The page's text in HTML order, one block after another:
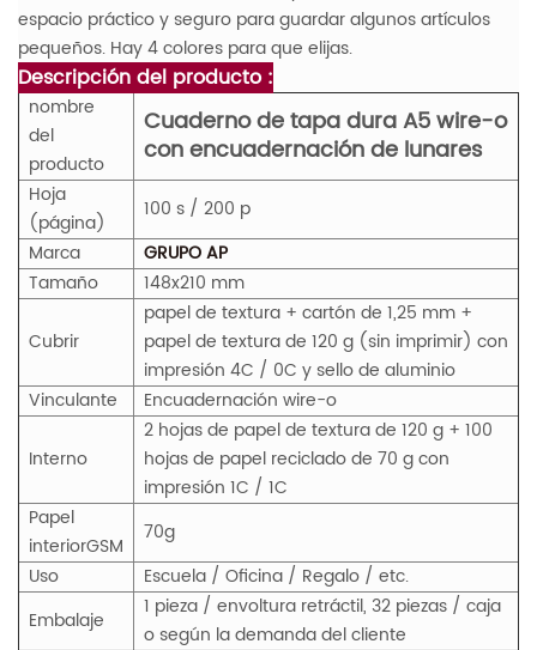
espacio práctico y seguro para guardar algunos artículos
pequeños. Hay 4 colores para que elijas.
Descripción del producto :
nombre
del
producto
Cuaderno de tapa dura A5 wire-o
con encuadernación de lunares
Hoja
(página)
100 s / 200 p
Marca
GRUPO AP
Tamaño
148x210 mm
Cubrir
papel de textura + cartón de 1,25 mm +
papel de textura de 120 g (sin imprimir) con
impresión 4C / 0C y sello de aluminio
Vinculante
Encuadernación wire-o
Interno
2 hojas de papel de textura de 120 g + 100
hojas de papel reciclado de 70 g con
impresión 1C / 1C
Papel
interiorGSM
70g
Uso
Escuela / Oficina / Regalo / etc.
Embalaje
1 pieza / envoltura retráctil, 32 piezas / caja
o según la demanda del cliente